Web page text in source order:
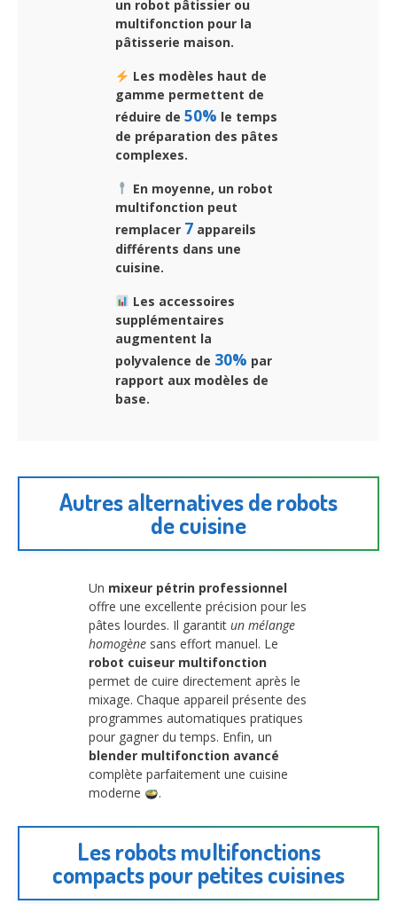
un robot pâtissier ou
multifonction pour la
pâtisserie maison.
Les modèles haut de
gamme permettent de
réduire de 50% le temps
de préparation des pâtes
complexes.
En moyenne, un robot
multifonction peut
remplacer 7 appareils
différents dans une
cuisine.
Les accessoires
supplémentaires
augmentent la
polyvalence de 30% par
rapport aux modèles de
base.
Autres alternatives de robots
de cuisine
Un mixeur pétrin professionnel
offre une excellente précision pour les
pâtes lourdes. Il garantit un mélange
homogène sans effort manuel. Le
robot cuiseur multifonction
permet de cuire directement après le
mixage. Chaque appareil présente des
programmes automatiques pratiques
pour gagner du temps. Enfin, un
blender multifonction avancé
complète parfaitement une cuisine
moderne
.
Les robots multifonctions
compacts pour petites cuisines